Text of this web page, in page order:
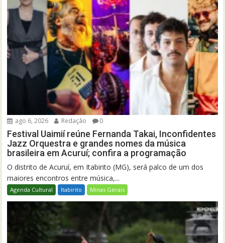
ago 6, 2026 Redação 0
Festival Uaimií reúne Fernanda Takai, Inconfidentes
Jazz Orquestra e grandes nomes da música
brasileira em Acuruí; confira a programação
O distrito de Acuruí, em Itabirito (MG), será palco de um dos
maiores encontros entre música,...
Agenda Cultural Itabirito Minas Gerais